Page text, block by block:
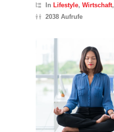
In Lifestyle, Wirtschaft,
2038 Aufrufe